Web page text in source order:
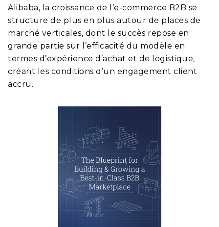
Alibaba, la croissance de l’e-commerce B2B se
structure de plus en plus autour de places de
marché verticales, dont le succès repose en
grande partie sur l’efficacité du modèle en
termes d’expérience d’achat et de logistique,
créant les conditions d’un engagement client
accru.